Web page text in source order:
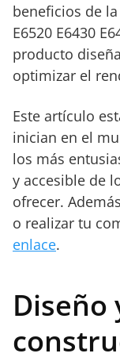
beneficios de
E6520 E6430
producto
optimizar el
Este artículo
inician en el
los más
y accesible de
ofrecer.
o realizar tu
enlace.
Diseño